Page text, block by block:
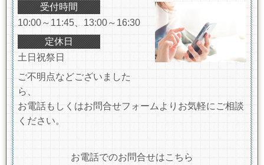
受付時間
10:00～11:45、13:00～16:30
定休日
土日祝祭日
ご不明点などございました
ら、
お電話もしくはお問合せフォームよりお気軽にご相談
ください。
お電話でのお問合せはこちら